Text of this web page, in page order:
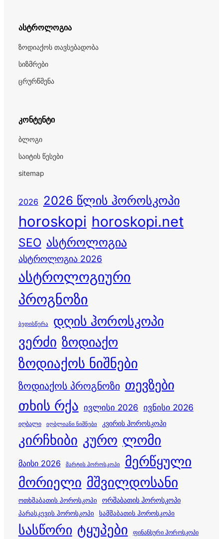
ასტროლოგია
ზოდიაქოს თავსებადობა
სიზმრები
ცრურწმენა
კონტენტი
ბლოგი
საიტის წესები
sitemap
2026 2026 წლის ჰოროსკოპი
horoskopi horoskopi.net
SEO ასტროლოგია
ასტროლოგია 2026
ასტროლოგიური
პროგნოზი
ბედისწერა დღის ჰოროსკოპი
ვერძი ზოდიაქო
ზოდიაქოს ნიშნები
ზოდიაქოს პროგნოზი თევზები
თხის რქა ივლისი 2026 ივნისი 2026
იღბალი იღბლიანი ნიშნები კვირის ჰოროსკოპი
კირჩხიბი კურო ლომი
მაისი 2026 მარტის ჰოროსკოპი მერწყული
მორიელი მშვილდოსანი
ოთხშაბათის ჰოროსკოპი
ორშაბათის ჰოროსკოპი
პარასკევის ჰოროსკოპი
სამშაბათის ჰოროსკოპი
სასწორი ტყუპები ფინანსური ჰოროსკოპი